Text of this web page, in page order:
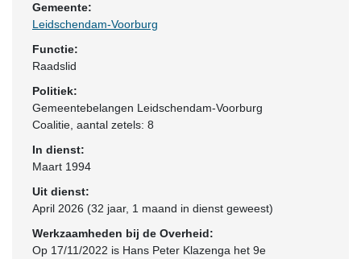
Gemeente:
Leidschendam-Voorburg
Functie:
Raadslid
Politiek:
Gemeentebelangen Leidschendam-Voorburg
Coalitie , aantal zetels: 8
In dienst:
Maart 1994
Uit dienst:
April 2026 (32 jaar, 1 maand in dienst geweest)
Werkzaamheden bij de Overheid:
Op 17/11/2022 is Hans Peter Klazenga het 9e